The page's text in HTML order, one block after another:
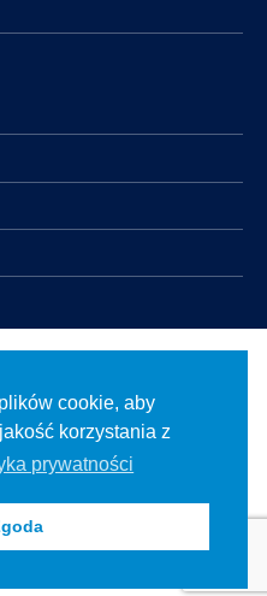
cookie, aby
korzystania z
prywatności